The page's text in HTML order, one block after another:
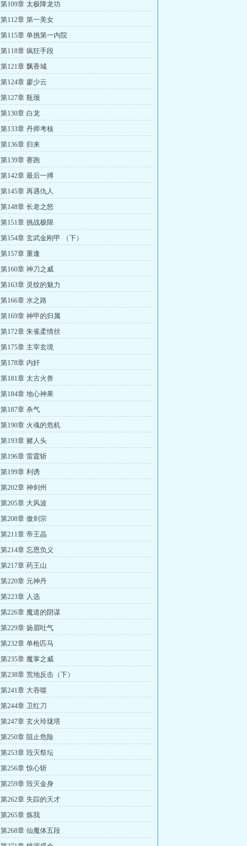
第109章 太极降龙功
第112章 第一美女
第115章 单挑第一内院
第118章 疯狂手段
第121章 飘香城
第124章 廖少云
第127章 瓶颈
第130章 白龙
第133章 丹师考核
第136章 归来
第139章 赛跑
第142章 最后一搏
第145章 再遇仇人
第148章 长老之怒
第151章 挑战极限
第154章 玄武金刚甲 （下）
第157章 重逢
第160章 神刀之威
第163章 灵纹的魅力
第166章 水之路
第169章 神甲的归属
第172章 朱雀柔情丝
第175章 主宰玄境
第178章 内奸
第181章 太古火兽
第184章 地心神果
第187章 杀气
第190章 火魂的危机
第193章 赌人头
第196章 雷霆斩
第199章 利诱
第202章 神剑州
第205章 大风波
第208章 傲剑宗
第211章 帝王晶
第214章 忘恩负义
第217章 药王山
第220章 元神丹
第223章 人选
第226章 魔道的阴谋
第229章 扬眉吐气
第232章 单枪匹马
第235章 魔掌之威
第238章 荒地反击（下）
第241章 大吞噬
第244章 卫红刀
第247章 玄火玲珑塔
第250章 阻止危险
第253章 毁灭祭坛
第256章 惊心斩
第259章 毁灭金身
第262章 失踪的天才
第265章 炼我
第268章 仙魔体五段